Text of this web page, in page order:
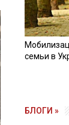
семьи в
БЛОГИ »